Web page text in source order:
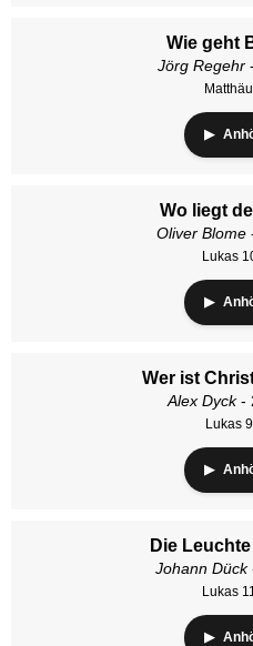
Wie geht
Jörg Regehr
Wo liegt
Oliver Blome
Lukas
Wer ist
Alex Dyck-
Lukas
Die
Johann Dück
Lukas